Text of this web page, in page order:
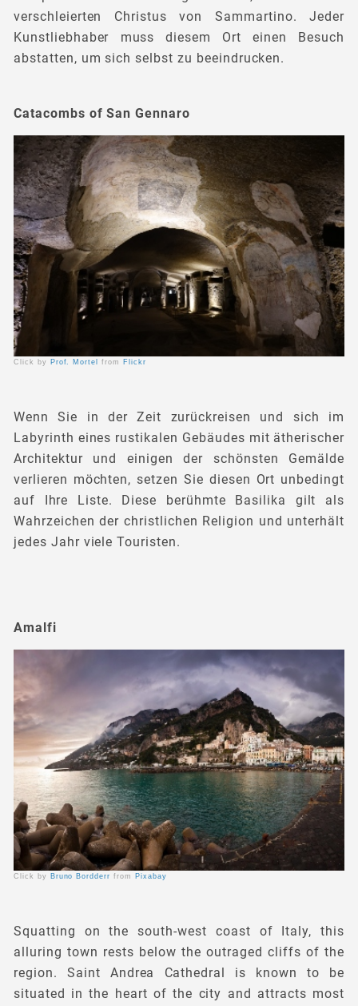
verschleierten Christus von Sammartino. Jeder
Kunstliebhaber muss diesem Ort einen Besuch
abstatten, um sich selbst zu beeindrucken.
Click by Prof. Mortelfrom Flickr
Catacombs of San Gennaro
Wenn Sie in der Zeit zurückreisen und sich im
Labyrinth eines rustikalen Gebäudes mit ätherischer
Architektur und einigen der schönsten Gemälde
verlieren möchten, setzen Sie diesen Ort unbedingt
auf Ihre Liste. Diese berühmte Basilika gilt als
Wahrzeichen der christlichen Religion und unterhält
jedes Jahr viele Touristen.
Click by Bruno Bordderrfrom Pixabay
Amalfi
Squatting on the south-west coast of Italy, this
alluring town rests below the outraged cliffs of the
region. Saint Andrea Cathedral is known to be
situated in the heart of the city and attracts most